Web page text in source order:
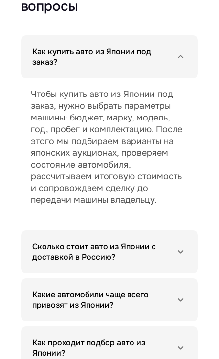
вопросы
Как купить авто из Японии под
заказ?
Чтобы купить авто из Японии под
заказ, нужно выбрать параметры
машины: бюджет, марку, модель,
год, пробег и комплектацию. После
этого мы подбираем варианты на
японских аукционах, проверяем
состояние автомобиля,
рассчитываем итоговую стоимость
и сопровождаем сделку до
передачи машины владельцу.
Сколько стоит авто из Японии с
доставкой в Россию?
Какие автомобили чаще всего
привозят из Японии?
Как проходит подбор авто из
Японии?